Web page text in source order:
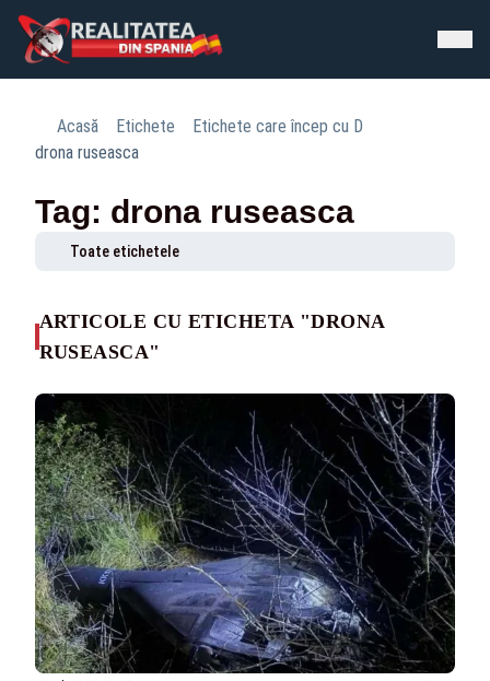
Acasă Etichete
Etichete care încep cu D
drona ruseasca
Tag: drona ruseasca
Toate etichetele
ARTICOLE CU ETICHETA "DRONA
RUSEASCA"